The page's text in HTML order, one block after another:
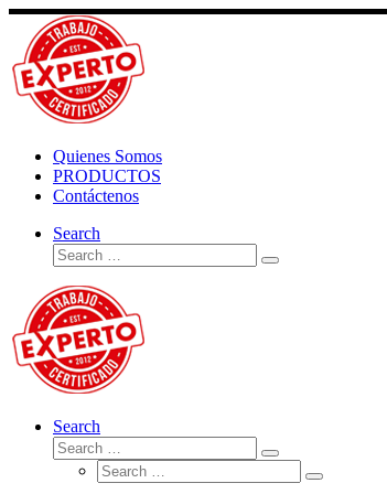
Skip
content
Quienes Somos
PRODUCTOS
Contáctenos
Search
Search
Search
Search
Search
Search
Search
Search